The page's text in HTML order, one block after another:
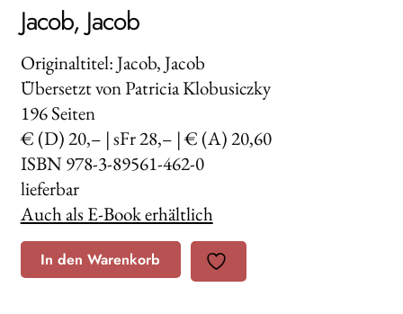
Jacob, Jacob
Originaltitel: Jacob, Jacob
Übersetzt von Patricia Klobusiczky
196Seiten
€ (D) 20,– | sFr 28,– | € (A) 20,60
ISBN 978-3-89561-462-0
lieferbar
Auch als E-Book erhältlich
In den Warenkorb